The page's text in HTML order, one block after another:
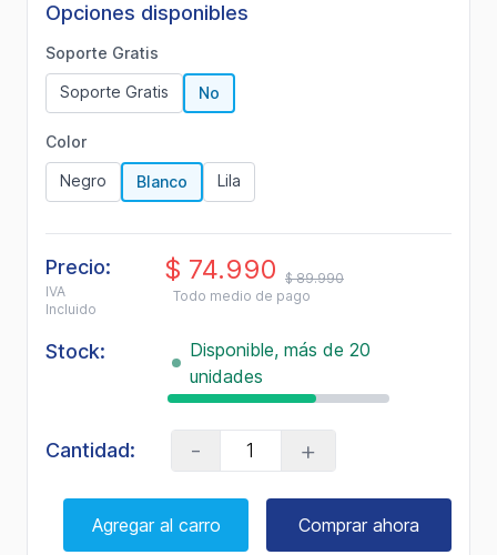
Opciones disponibles
Soporte Gratis
Soporte Gratis No
Color
Negro Blanco Lila
Precio:
IVA
Incluido
$ 74.990
$ 89.990
Todo medio de pago
Stock:
Disponible, más de 20
unidades
Cantidad: - +
Agregar al carro Comprar ahora